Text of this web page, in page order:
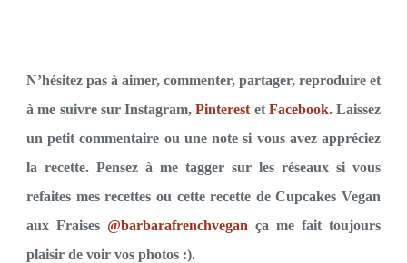
N’hésitez pas à aimer, commenter, partager, reproduire et
à me suivre sur Instagram,Pinterest et Facebook. Laissez
un petit commentaire ou une note si vous avez appréciez
la recette. Pensez à me tagger sur les réseaux si vous
refaites mes recettes ou cette recette de Cupcakes Vegan
aux Fraises @barbarafrenchvegan ça me fait toujours
plaisir de voir vos photos :).